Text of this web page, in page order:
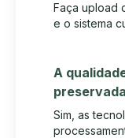
Faça upload
e o sistema
A
Sim, as